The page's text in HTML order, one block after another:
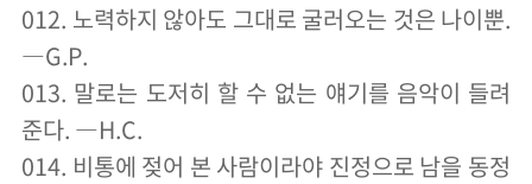
012. 노력하지 않아도 그대로 굴러오는 것은 나이뿐.
―G.P.
013. 말로는 도저히 할 수 없는 얘기를 음악이 들려
준다. ―H.C.
014. 비통에 젖어 본 사람이라야 진정으로 남을 동정